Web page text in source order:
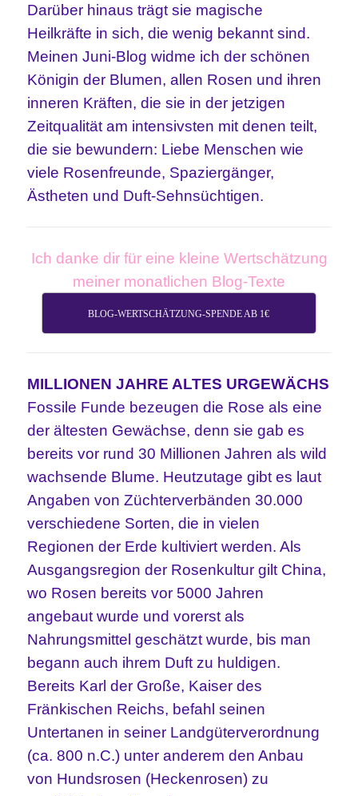
Darüber hinaus trägt sie magische
Heilkräfte in sich, die wenig bekannt sind.
Meinen Juni-Blog widme ich der schönen
Königin der Blumen, allen Rosen und ihren
inneren Kräften, die sie in der jetzigen
Zeitqualität am intensivsten mit denen teilt,
die sie bewundern: Liebe Menschen wie
viele Rosenfreunde, Spaziergänger,
Ästheten und Duft-Sehnsüchtigen.
Ich danke dir für eine kleine Wertschätzung
meiner monatlichen Blog-Texte
BLOG-WERTSCHÄTZUNG-SPENDE AB 1€
MILLIONEN JAHRE ALTES URGEWÄCHS
Fossile Funde bezeugen die Rose als eine
der ältesten Gewächse, denn sie gab es
bereits vor rund 30 Millionen Jahren als wild
wachsende Blume. Heutzutage gibt es laut
Angaben von Züchterverbänden 30.000
verschiedene Sorten, die in vielen
Regionen der Erde kultiviert werden. Als
Ausgangsregion der Rosenkultur gilt China,
wo Rosen bereits vor 5000 Jahren
angebaut wurde und vorerst als
Nahrungsmittel geschätzt wurde, bis man
begann auch ihrem Duft zu huldigen.
Bereits Karl der Große, Kaiser des
Fränkischen Reichs, befahl seinen
Untertanen in seiner Landgüterverordnung
(ca. 800 n.C.) unter anderem den Anbau
von Hundsrosen (Heckenrosen) zu